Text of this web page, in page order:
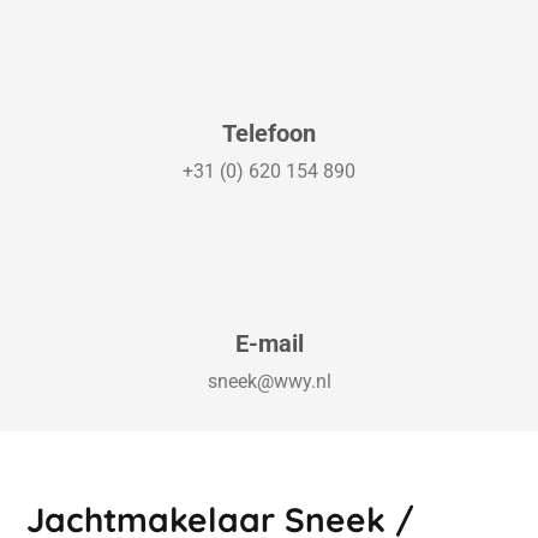
Telefoon
+31 (0) 620 154 890
E-mail
sneek@wwy.nl
Jachtmakelaar Sneek /